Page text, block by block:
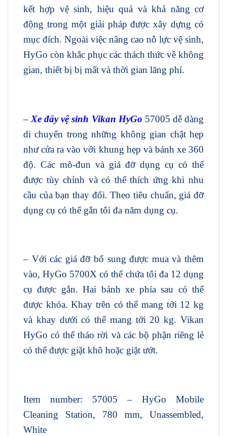
kết hợp vệ sinh, hiệu quả và khả năng cơ
động trong một giải pháp được xây dựng có
mục đích. Ngoài việc nâng cao nỗ lực vệ sinh,
HyGo còn khắc phục các thách thức về không
gian, thiết bị bị mất và thời gian lãng phí.
– Xe đẩy vệ sinh Vikan HyGo 57005 dễ dàng
di chuyển trong những không gian chật hẹp
như cửa ra vào với khung hẹp và bánh xe 360
​​độ. Các mô-đun và giá đỡ dụng cụ có thể
được tùy chỉnh và có thể thích ứng khi nhu
cầu của bạn thay đổi. Theo tiêu chuẩn, giá đỡ
dụng cụ có thể gắn tối đa năm dụng cụ.
– Với các giá đỡ bổ sung được mua và thêm
vào, HyGo 5700X có thể chứa tối đa 12 dụng
cụ được gắn. Hai bánh xe phía sau có thể
được khóa. Khay trên có thể mang tới 12 kg
và khay dưới có thể mang tới 20 kg. Vikan
HyGo có thể tháo rời và các bộ phận riêng lẻ
có thể được giặt khô hoặc giặt ướt.
Item number: 57005 – HyGo Mobile
Cleaning Station, 780 mm, Unassembled,
White